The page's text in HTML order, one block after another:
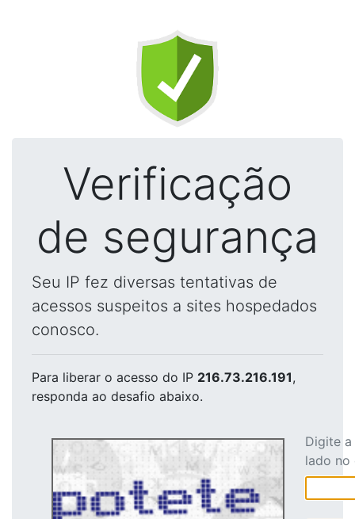
Verificação
de segurança
Seu IP fez diversas tentativas de
acessos suspeitos a sites hospedados
conosco.
Para liberar o acesso do IP 216.73.216.191,
responda ao desafio abaixo.
Digite
lado no